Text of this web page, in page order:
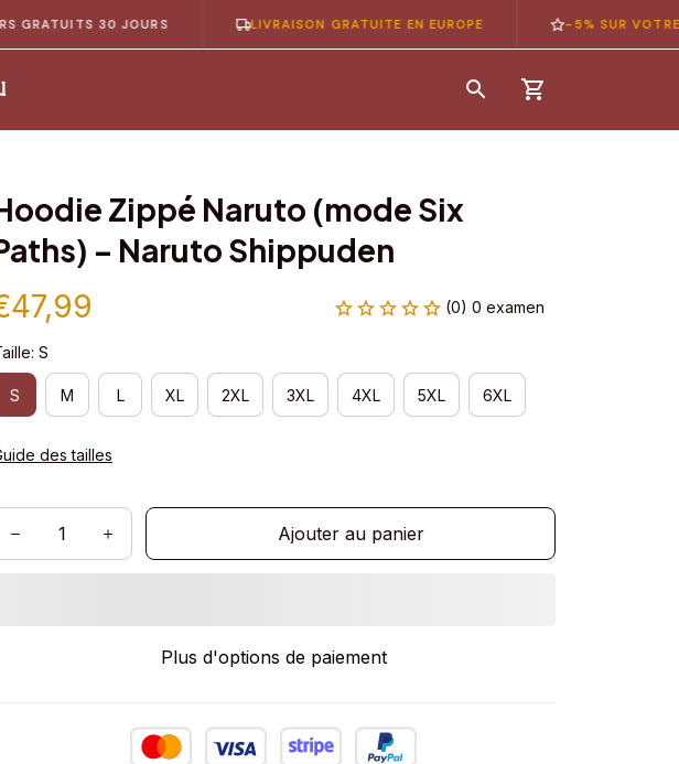
30 JOURS LIVRAISON GRATUITE EN EUROPE -5% SUR VOTRE 1ÈRE
Zippé Naruto (mode Six
– Naruto Shippuden
(0) 0 examen
S
S M L XL 2XL 3XL 4XL 5XL 6XL
des tailles
Ajouter au panier
Plus d'options de paiement